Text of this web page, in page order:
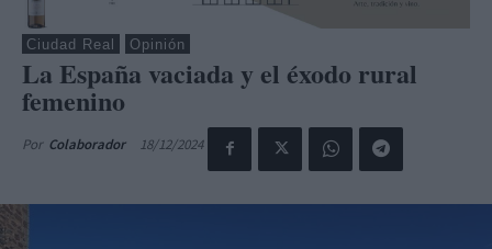
Ciudad Real Opinión
La España vaciada y el éxodo rural
femenino
Por Colaborador 18/12/2024